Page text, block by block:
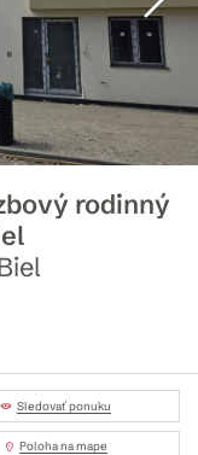
rodinný
Sledovať ponuku
Poloha na mape